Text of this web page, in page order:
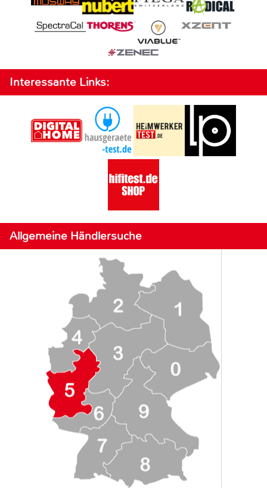
Interessante Links:
Allgemeine Händlersuche